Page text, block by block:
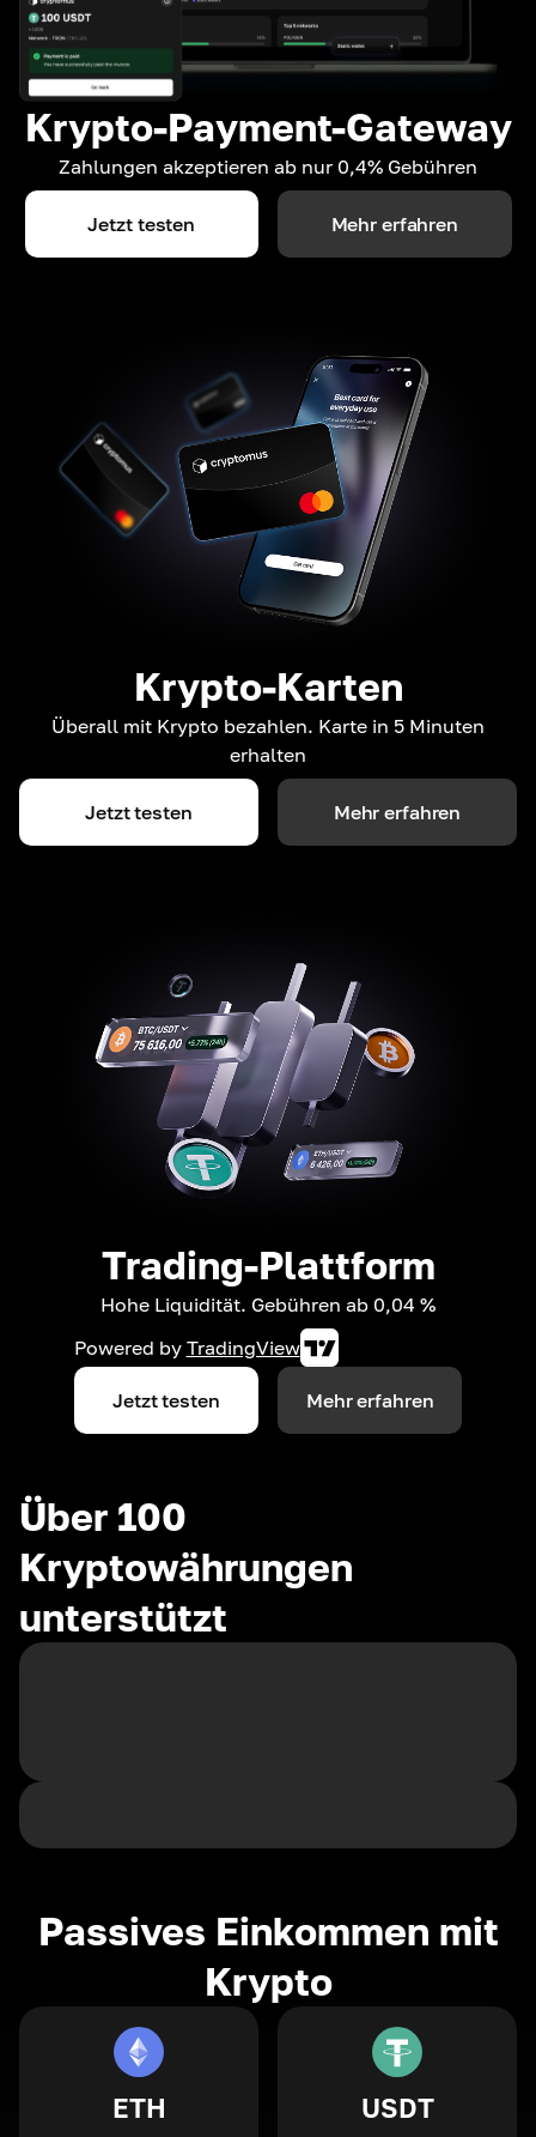
Krypto-Payment-Gateway
Zahlungen akzeptieren ab nur 0,4% Gebühren
Jetzt testen Mehr erfahren
Krypto-Karten
Überall mit Krypto bezahlen. Karte in 5 Minuten
erhalten
Jetzt testen Mehr erfahren
Trading-Plattform
Hohe Liquidität. Gebühren ab 0,04 %
Powered by TradingView
Jetzt testen Mehr erfahren
Über 100
Kryptowährungen
unterstützt
Passives Einkommen mit
Krypto
ETH USDT